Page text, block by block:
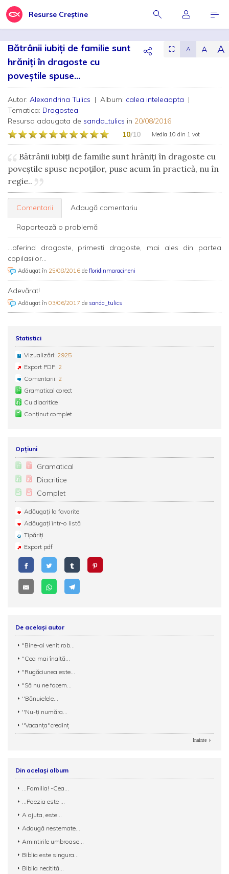
Resurse Creștine
Bătrânii iubiți de familie sunt
hrăniți în dragoste cu
poveștile spuse...
⛶ A A A
Autor: Alexandrina Tulics | Album: calea inteleaapta |
Tematica: Dragostea
Resursa adaugata de sanda_tulics in 20/08/2016
10/10 Media 10 din 1 vot
Bătrânii iubiți de familie sunt hrăniți în dragoste cu
poveștile spuse nepoților, puse acum în practică, nu în
regie..
Comentarii Adaugă comentariu
Raportează o problemă
...oferind dragoste, primesti dragoste, mai ales din partea
copilasilor...
Adăugat în 25/08/2016 de floridinmaracineni
Adevărat!
Adăugat în 03/06/2017 de sanda_tulics
Statistici
Vizualizări: 2925
Export PDF: 2
Comentarii: 2
Gramatical corect
Cu diacritice
Conținut complet
Opțiuni
Gramatical
Diacritice
Complet
Adăugați la favorite
Adăugați într-o listă
Tipăriți
Export pdf
De același autor
"Bine-ai venit rob...
"Cea mai înaltă...
"Rugăciunea este...
"Să nu ne facem...
''Bănuielele...
''Nu-ți număra...
''Vacanța''credinț
Inainte
Din același album
...Familia! -Cea...
...Poezia este ...
A ajuta, este...
Adaugă nestemate...
Amintirile umbroase...
Biblia este singura...
Biblia necitită...